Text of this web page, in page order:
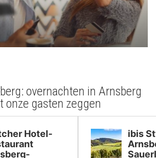
overnachten in Arnsberg
gasten zeggen
Hotel-
ibis